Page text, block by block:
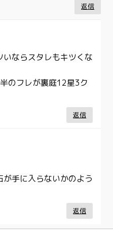
返信
ならスタレもキツくな
のフレが裏庭12星3ク
返信
手に入らないかのよう
返信